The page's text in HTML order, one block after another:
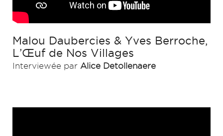
Malou Daubercies & Yves Berroche,
L’Œuf de Nos Villages
Interviewée par Alice Detollenaere